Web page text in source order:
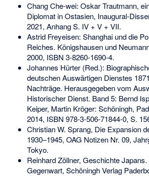
Chang Che-wei: Oskar Trautmann,
Diplomat in Ostasien, Inaugural-
2021, Anhang S. IV + V + VII.
Astrid Freyeisen: Shanghai und die
Reiches. Königshausen und
2000, ISBN 3-8260-1690-4.
Johannes Hürter (Red.):
deutschen Auswärtigen Dienstes
Nachträge. Herausgegeben vom
Historischer Dienst. Band 5: Bernd
Keiper, Martin Kröger: Schöningh,
2014, ISBN 978-3-506-71844-0, S.
Christian W. Sprang, Die Expansion
1930–1945, OAG Notizen Nr. 09,
Tokyo.
Reinhard Zöllner, Geschichte
Gegenwart, Schöningh Verlag